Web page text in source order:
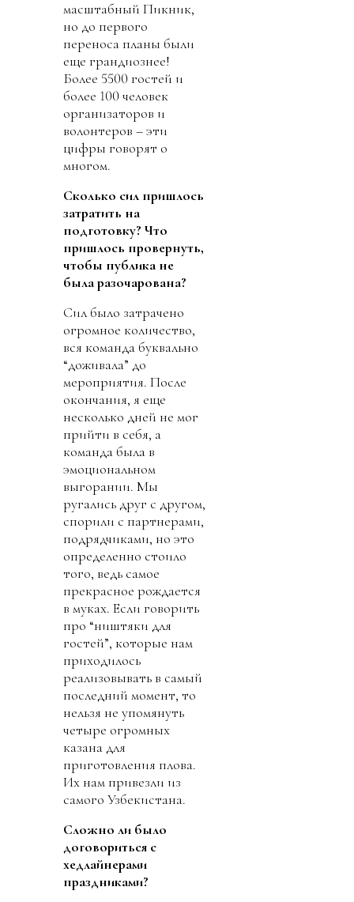
масштабный Пикник,
но до первого
переноса планы были
еще грандиознее!
Более 5500 гостей и
более 100 человек
организаторов и
волонтеров – эти
цифры говорят о
многом.
Сколько сил пришлось
затратить на
подготовку? Что
пришлось провернуть,
чтобы публика не
была разочарована?
Сил было затрачено
огромное количество,
вся команда буквально
“доживала” до
мероприятия. После
окончания, я еще
несколько дней не мог
прийти в себя, а
команда была в
эмоциональном
выгорании. Мы
ругались друг с другом,
спорили с партнерами,
подрядчиками, но это
определенно стоило
того, ведь самое
прекрасное рождается
в муках. Если говорить
про “ништяки для
гостей”, которые нам
приходилось
реализовывать в самый
последний момент, то
нельзя не упомянуть
четыре огромных
казана для
приготовления плова.
Их нам привезли из
самого Узбекистана.
Сложно ли было
договориться с
хедлайнерами
праздниками?